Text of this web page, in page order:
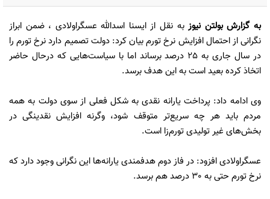
به گزارشبولتن نیوزبه نقل از ایسنا اسدالله عسگراولادی ، ضمن ابراز
نگرانی از احتمال افزایش نرخ تورم بیان کرد: دولت تصمیم دارد نرخ تورم را
در سال جاری به 25 درصد برساند اما با سیاست‌هایی که درحال حاضر
اتخاذ کرده بعید است به این هدف برسد.
وی ادامه داد: پرداخت یارانه نقدی به شکل فعلی از سوی دولت به همه
مردم باید هر چه سریع‌تر متوقف شود، وگرنه افزایش نقدینگی در
بخش‌های غیر تولیدی تورم‌زا است.
عسگراولادی افزود: در فاز دوم هدفمندی‌ یارانه‌ها این نگرانی وجود دارد که
نرخ تورم حتی به 30 درصد هم برسد.